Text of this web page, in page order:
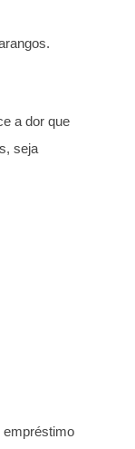
a dor que
seja
empréstimo